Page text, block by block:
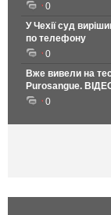
0
У Чехії суд
по телефону
0
Вже вивели на
Purosangue.
0